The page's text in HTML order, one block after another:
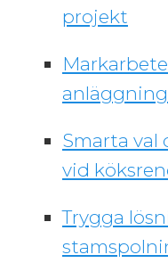
projekt
Smarta val
vid
Trygga